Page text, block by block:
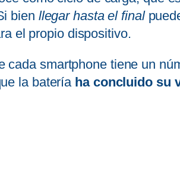
bien llegar hasta el final
el propio dispositivo.
cada smartphone tiene un
la batería ha concluido su